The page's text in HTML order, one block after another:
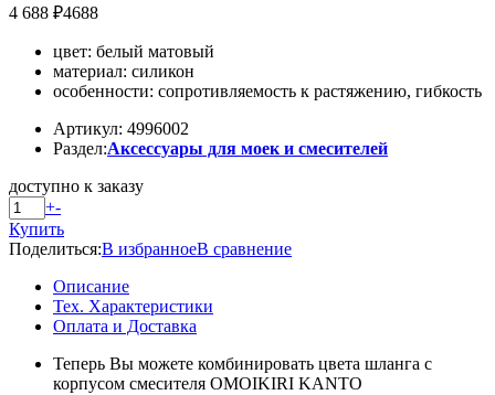
4 688 ₽4688
цвет: белый матовый
материал: силикон
особенности: сопротивляемость к растяжению, гибкость
Артикул: 4996002
Раздел:Аксессуары для моек и смесителей
доступно к заказу
+-
Купить
Поделиться:В избранноеВ сравнение
Описание
Тех. Характеристики
Оплата и Доставка
Теперь Вы можете комбинировать цвета шланга с
корпусом смесителя OMOIKIRI KANTO